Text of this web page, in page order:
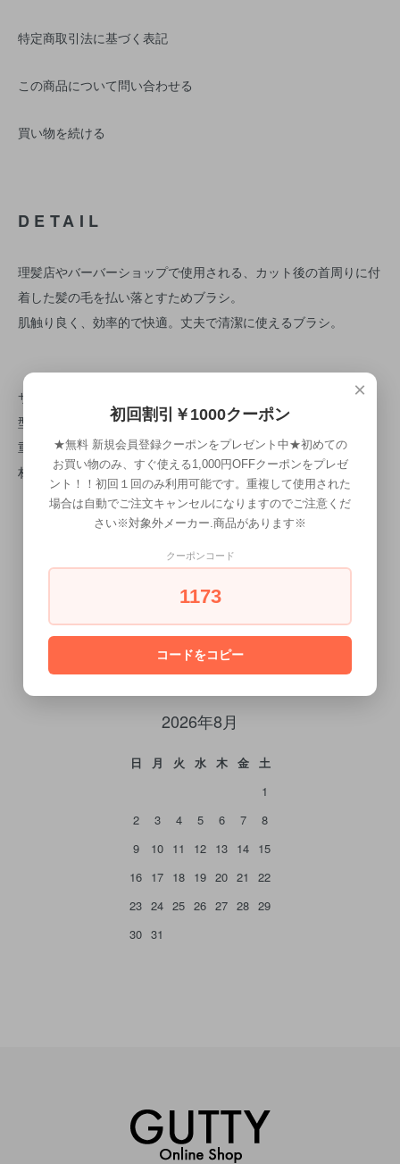
特定商取引法に基づく表記
この商品について問い合わせる
買い物を続ける
DETAIL
理髪店やバーバーショップで使用される、カット後の首周りに付
着した髪の毛を払い落とすためブラシ。
肌触り良く、効率的で快適。丈夫で清潔に使えるブラシ。
サイズ 100x134x40mm
型番 JPP097
重量 63g
材質 ブラシ毛：ナイロン
CALENDAR
カレンダー
2026年8月
日 月 火 水 木 金
土
1
2
3 4 5 6 7
8
9
10 11 12 13 14 15
16 17 18 19 20 21
22
23 24 25 26 27 28 29
30 31
×
初回割引￥1000クーポン
★無料 新規会員登録クーポンをプレゼント中★初めての
お買い物のみ、すぐ使える1,000円OFFクーポンをプレゼ
ント！！初回１回のみ利用可能です。重複して使用された
場合は自動でご注文キャンセルになりますのでご注意くだ
さい※対象外メーカー.商品があります※
クーポンコード
1173
コードをコピー